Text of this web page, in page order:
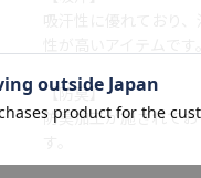
吸汗性に優れており
【防臭】
防臭加工が施されて